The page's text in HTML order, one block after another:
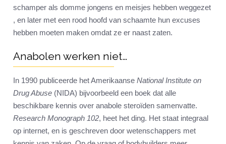
schamper als domme jongens en meisjes hebben weggezet
, en later met een rood hoofd van schaamte hun excuses
hebben moeten maken omdat ze er naast zaten.
Anabolen werken niet…
In 1990 publiceerde het Amerikaanse National Institute on
Drug Abuse (NIDA) bijvoorbeeld een boek dat alle
beschikbare kennis over anabole steroïden samenvatte.
Research Monograph 102, heet het ding. Het staat integraal
op internet, en is geschreven door wetenschappers met